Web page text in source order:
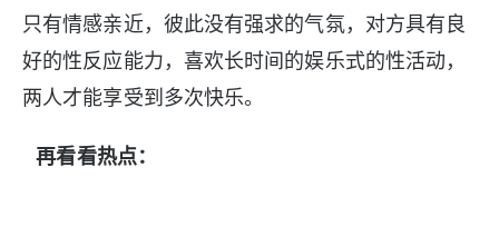
只有情感亲近，彼此没有强求的气氛，对方具有良
好的性反应能力，喜欢长时间的娱乐式的性活动，
两人才能享受到多次快乐。
再看看热点：